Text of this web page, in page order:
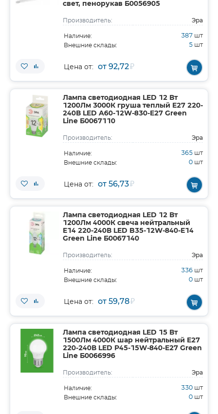
свет, пенорукав Б0056905
Производитель: Эра
Наличие: 387 шт
Внешние склады: 5 шт
Цена от: от 92,72₽
Лампа светодиодная LED 12 Вт
1200Лм 3000К груша теплый E27 220-
240В LED A60-12W-830-E27 Green
Line Б0067110
Производитель: Эра
Наличие: 365 шт
Внешние склады: 0 шт
Цена от: от 56,73₽
Лампа светодиодная LED 12 Вт
1200Лм 4000К свеча нейтральный
E14 220-240В LED B35-12W-840-E14
Green Line Б0067140
Производитель: Эра
Наличие: 336 шт
Внешние склады: 0 шт
Цена от: от 59,78₽
Лампа светодиодная LED 15 Вт
1500Лм 4000К шар нейтральный E27
220-240В LED P45-15W-840-E27 Green
Line Б0066996
Производитель: Эра
Наличие: 330 шт
Внешние склады: 0 шт